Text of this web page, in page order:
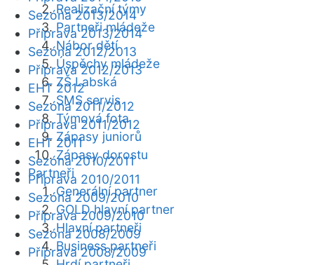
Realizační týmy
Partneři mládeže
Nábor dětí
Úspěchy mládeže
ZŠ Labská
SMS servis
Týmová fota
Zápasy juniorů
Zápasy dorostu
Partneři
Generální partner
GOLD hlavní partner
Hlavní partneři
Business partneři
Sezóna 2013/2014
Příprava 2013/2014
Sezóna 2012/2013
Příprava 2012/2013
EHT 2012
Sezóna 2011/2012
Příprava 2011/2012
EHT 2011
Sezóna 2010/2011
Příprava 2010/2011
Sezóna 2009/2010
Příprava 2009/2010
Sezóna 2008/2009
Příprava 2008/2009